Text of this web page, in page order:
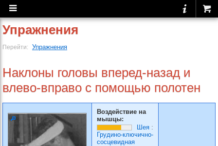
Упражнения
Перейти: Упражнения
Наклоны головы вперед-назад и
влево-вправо с помощью полотен
Воздействие на
мышцы:
Шея :
Грудино-ключично-
сосцевидная